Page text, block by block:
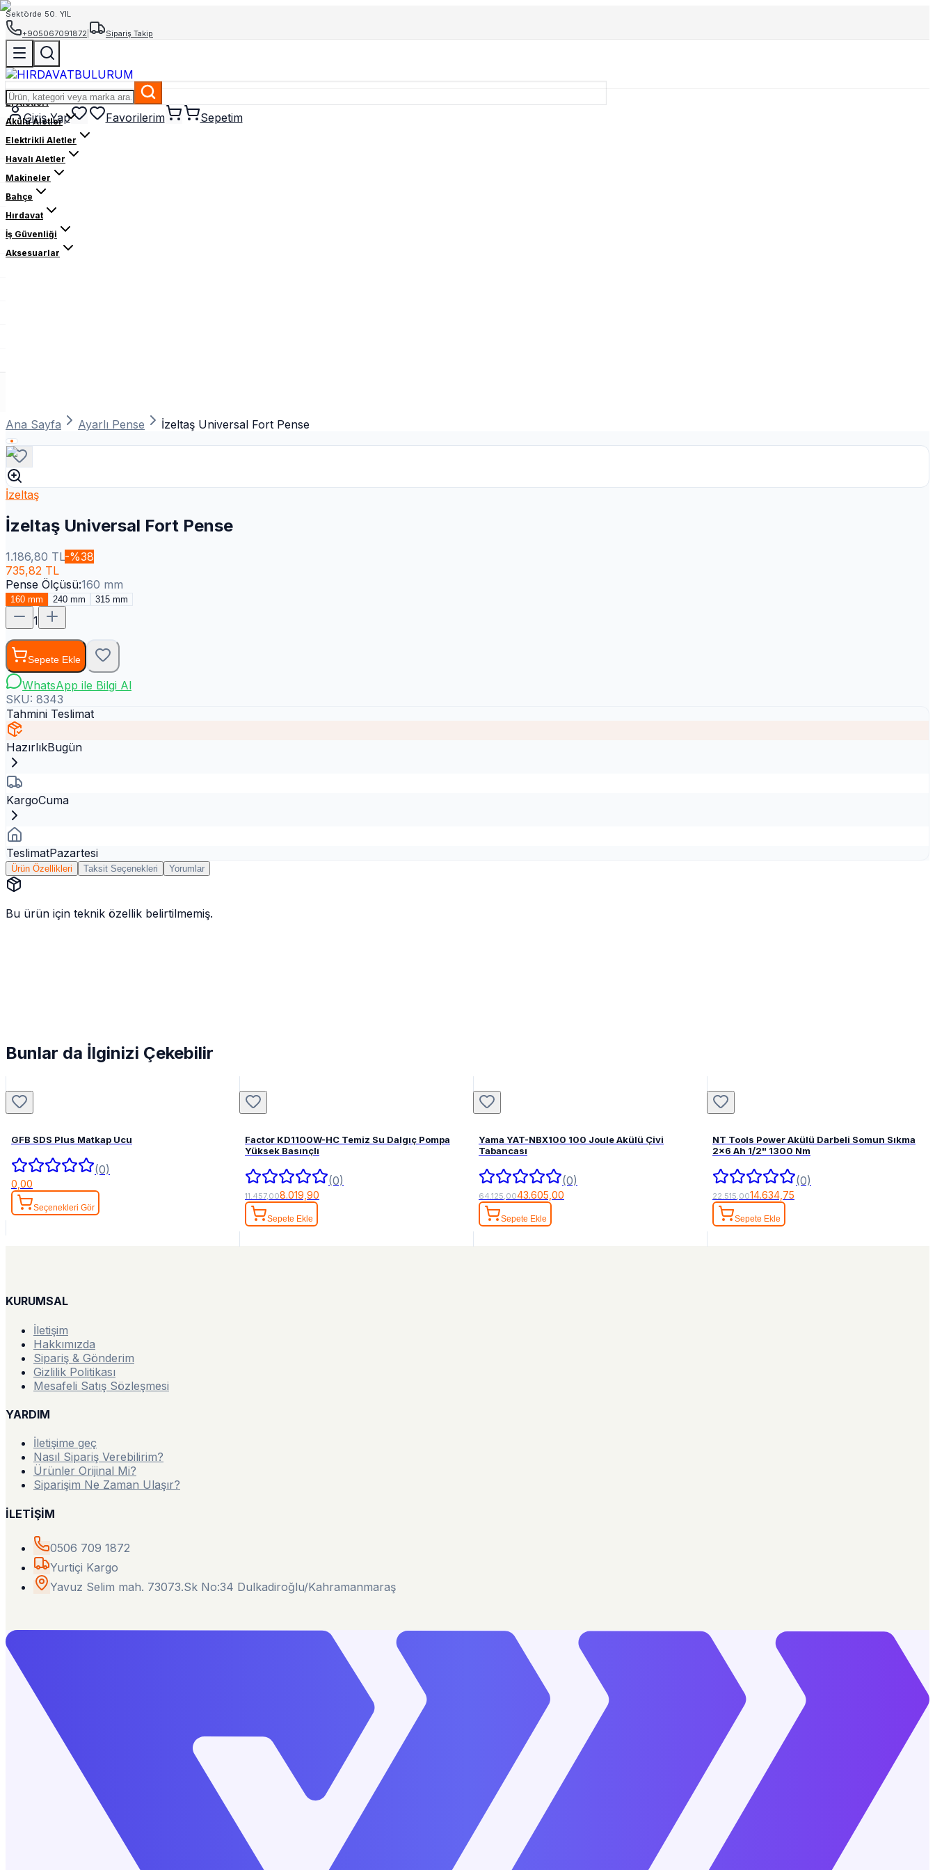
Sektörde 50. YIL
+905067091872
Sipariş Takip
Giriş Yap Favorilerim Sepetim
El Aletleri
Akülü Aletler
Elektrikli Aletler
Havalı Aletler
Makineler
Bahçe
Hırdavat
İş Güvenliği
Aksesuarlar
Ana Sayfa Ayarlı Pense İzeltaş Universal Fort Pense
İzeltaş
İzeltaş Universal Fort Pense
1.186,80 TL-%38
735,82 TL
Pense Ölçüsü:160 mm
160 mm 240 mm 315 mm
1
Sepete Ekle
WhatsApp ile Bilgi Al
SKU: 8343
Tahmini Teslimat
HazırlıkBugün
KargoCuma
TeslimatPazartesi
Ürün Özellikleri Taksit Seçenekleri Yorumlar
Bu ürün için teknik özellik belirtilmemiş.
Bunlar da İlginizi Çekebilir
GFB SDS Plus Matkap Ucu
(0)
0,00
Seçenekleri Gör
Factor KD1100W-HC Temiz Su Dalgıç Pompa
Yüksek Basınçlı
(0)
11.457,008.019,90
Sepete Ekle
Yama YAT-NBX100 100 Joule Akülü Çivi
Tabancası
(0)
64.125,0043.605,00
Sepete Ekle
NT Tools Power Akülü Darbeli Somun Sıkma
2x6 Ah 1/2" 1300 Nm
(0)
22.515,0014.634,75
Sepete Ekle
KURUMSAL
İletişim
Hakkımızda
Sipariş & Gönderim
Gizlilik Politikası
Mesafeli Satış Sözleşmesi
YARDIM
İletişime geç
Nasıl Sipariş Verebilirim?
Ürünler Orijinal Mi?
Siparişim Ne Zaman Ulaşır?
İLETİŞİM
0506 709 1872
Yurtiçi Kargo
Yavuz Selim mah. 73073.Sk No:34 Dulkadiroğlu/Kahramanmaraş